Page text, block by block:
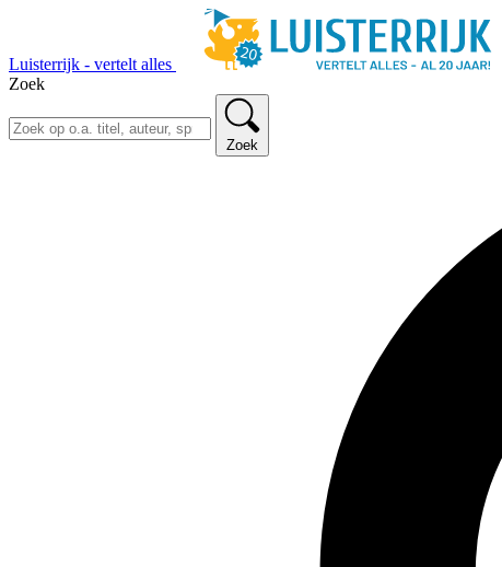
Luisterrijk - vertelt alles
Zoek
Zoek